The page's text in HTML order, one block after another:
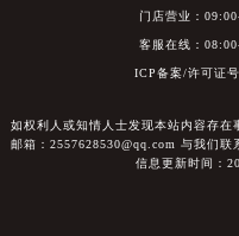
门店营业：
客服在线：
ICP备案/许可证
如权利人或知情人士发现本站内容存
邮箱：2557628530@qq.com 与我们
信息更新时间：